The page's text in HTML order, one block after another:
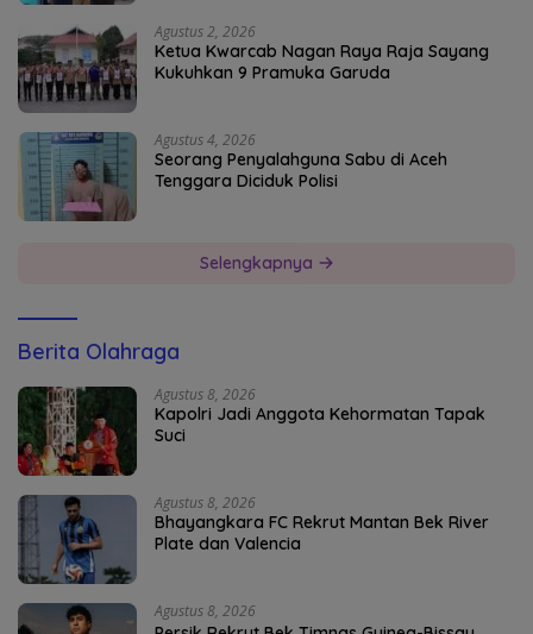
Agustus 2, 2026
Ketua Kwarcab Nagan Raya Raja Sayang
Kukuhkan 9 Pramuka Garuda
Agustus 4, 2026
Seorang Penyalahguna Sabu di Aceh
Tenggara Diciduk Polisi
Selengkapnya
Berita Olahraga
Agustus 8, 2026
Kapolri Jadi Anggota Kehormatan Tapak
Suci
Agustus 8, 2026
Bhayangkara FC Rekrut Mantan Bek River
Plate dan Valencia
Agustus 8, 2026